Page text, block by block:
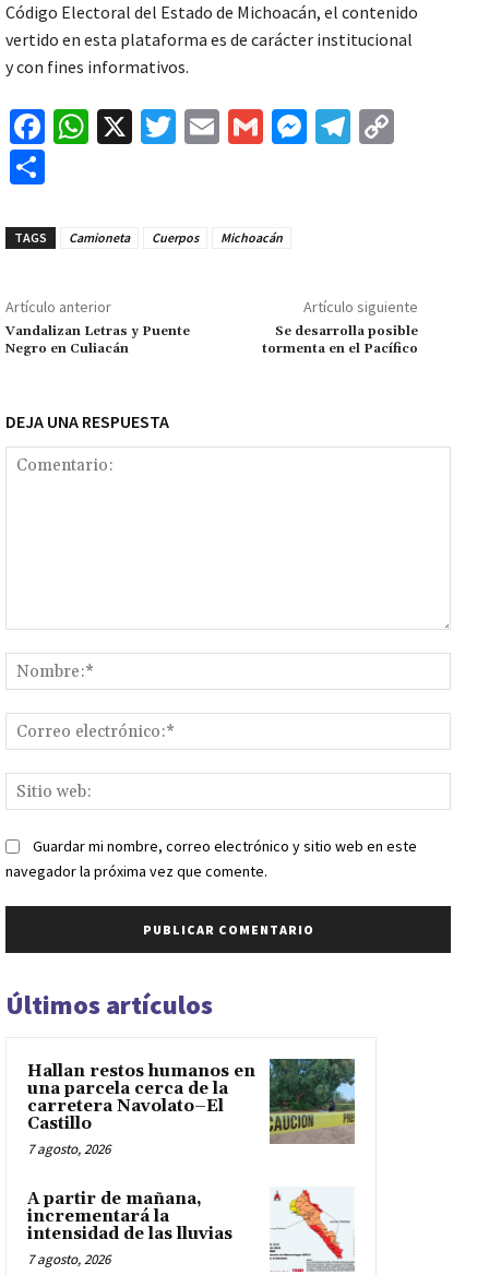
Código Electoral del Estado de Michoacán, el contenido
vertido en esta plataforma es de carácter institucional
y con fines informativos.
Fa
o
k
W
sA
p
X
T
er
E
l
G
l
M
r
Te
n
k
m
ar
tir
TAGS Camioneta Cuerpos Michoacán
Artículo anterior
Vandalizan Letras y Puente
Negro en Culiacán
Artículo siguiente
Se desarrolla posible
tormenta en el Pacífico
DEJA UNA RESPUESTA
web:
Guardar mi nombre, correo electrónico y sitio web en este
navegador la próxima vez que comente.
Últimos artículos
Hallan restos humanos en
una parcela cerca de la
carretera Navolato–El
Castillo
7 agosto, 2026
A partir de mañana,
incrementará la
intensidad de las lluvias
7 agosto, 2026